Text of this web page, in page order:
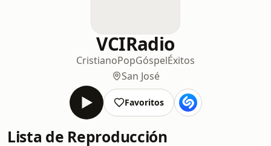
VCIRadio
CristianoPopGóspelÉxitos
San José
Favoritos
Lista de Reproducción